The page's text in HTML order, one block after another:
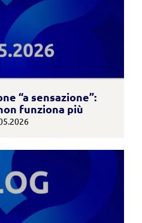
“a sensazione”:
funziona più